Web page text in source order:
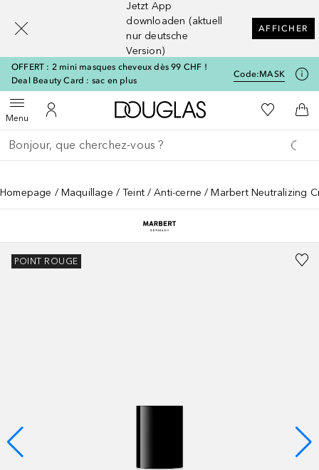
Jetzt App
downloaden (aktuell
nur deutsche
Version)
AFFICHER
OFFERT : 2 mini masques cheveux dès 99 CHF !
Deal Beauty Card : sac en plus
Code:MASK
MenuOuvrir le menuVers Mon Compte
Vers l'accueil Douglas
Vers Ma
Retourner
Exécuter la recherche
Homepage Maquillage Teint Anti-cerne Marbert Neutralizing
POINT ROUGE
[navigation.slideout.screenreader]